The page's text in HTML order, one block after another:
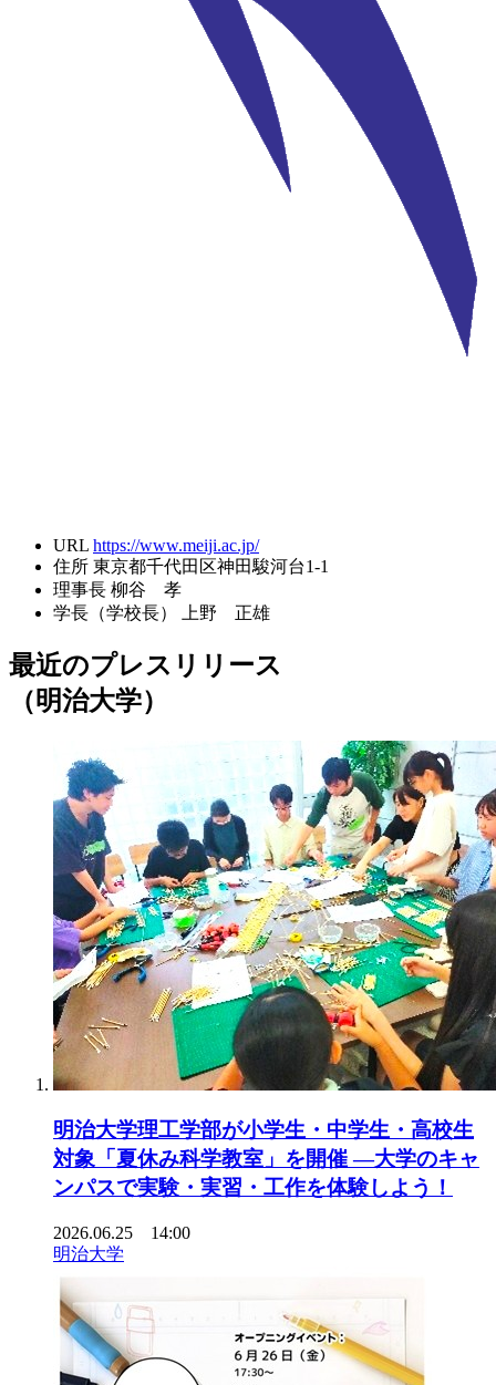
URL https://www.meiji.ac.jp/
住所 東京都千代田区神田駿河台1-1
理事長 柳谷 孝
学長（学校長）
上野 正雄
最近のプレスリリース
（明治大学）
明治大学理工学部が小学生・中学生・高校生
対象「夏休み科学教室」を開催 ―大学のキャ
ンパスで実験・実習・工作を体験しよう！
2026.06.25 14:00
明治大学